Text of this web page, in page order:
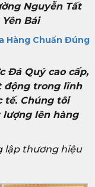
Nguyễn Tất
Bái
Hàng Chuẩn Đúng
Đá Quý cao cấp,
động trong lĩnh
tế. Chúng tôi
lên hàng
lập thương hiệu